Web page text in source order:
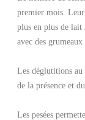
premier mois.
plus en plus de lait
avec des
Les déglutitions au
de la présence et
Les pesées